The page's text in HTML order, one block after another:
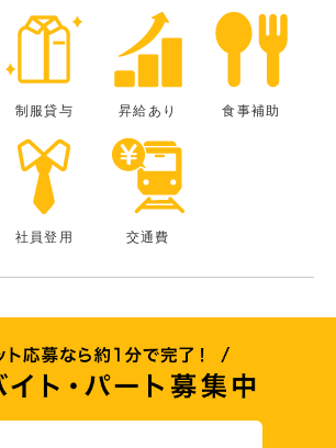
制服貸与 昇給あり 食事補助
社員登用 交通費